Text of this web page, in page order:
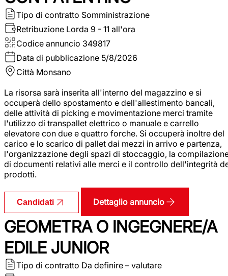
Tipo di contratto Somministrazione
Retribuzione Lorda 9 - 11 all'ora
Codice annuncio 349817
Data di pubblicazione 5/8/2026
Città Monsano
La risorsa sarà inserita all'interno del magazzino e si
occuperà dello spostamento e dell'allestimento bancali,
delle attività di picking e movimentazione merci tramite
l'utilizzo di transpallet elettrico o manuale e carrello
elevatore con due e quattro forche. Si occuperà inoltre del
carico e lo scarico di pallet dai mezzi in arrivo e partenza,
l'organizzazione degli spazi di stoccaggio, la
di documenti relativi alle merci e il controllo dell'integrità
prodotti.
Candidati Dettaglio annuncio
GEOMETRA O INGEGNERE/A
EDILE JUNIOR
Tipo di contratto Da definire – valutare